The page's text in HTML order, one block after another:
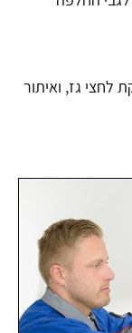
לחצי גז, ואיתור